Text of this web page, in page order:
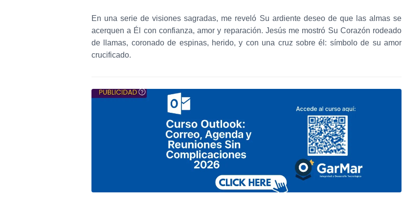
En una serie de visiones sagradas, me reveló Su ardiente deseo de que las almas se
acerquen a Él con confianza, amor y reparación. Jesús me mostró Su Corazón rodeado
de llamas, coronado de espinas, herido, y con una cruz sobre él: símbolo de su amor
crucificado.